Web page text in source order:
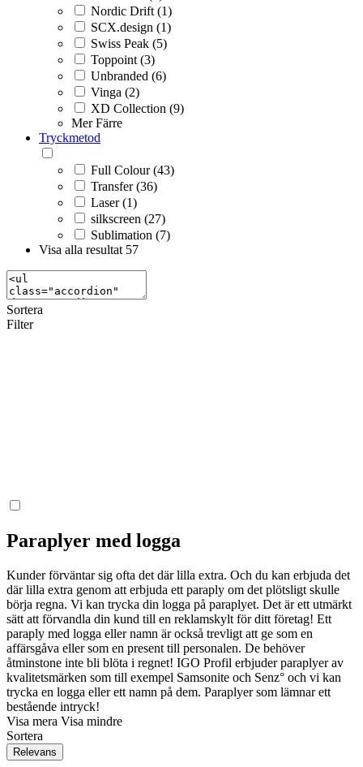
Nordic Drift (1)
SCX.design (1)
Swiss Peak (5)
Toppoint (3)
Unbranded (6)
Vinga (2)
XD Collection (9)
Mer Färre
Tryckmetod
Full Colour (43)
Transfer (36)
Laser (1)
silkscreen (27)
Sublimation (7)
Visa alla resultat 57
Sortera
Filter
Paraplyer med logga
Kunder förväntar sig ofta det där lilla extra. Och du kan erbjuda det
där lilla extra genom att erbjuda ett paraply om det plötsligt skulle
börja regna. Vi kan trycka din logga på paraplyet. Det är ett utmärkt
sätt att förvandla din kund till en reklamskylt för ditt företag! Ett
paraply med logga eller namn är också trevligt att ge som en
affärsgåva eller som en present till personalen. De behöver
åtminstone inte bli blöta i regnet! IGO Profil erbjuder paraplyer av
kvalitetsmärken som till exempel Samsonite och Senz° och vi kan
trycka en logga eller ett namn på dem. Paraplyer som lämnar ett
bestående intryck!
Visa mera Visa mindre
Sortera
Relevans